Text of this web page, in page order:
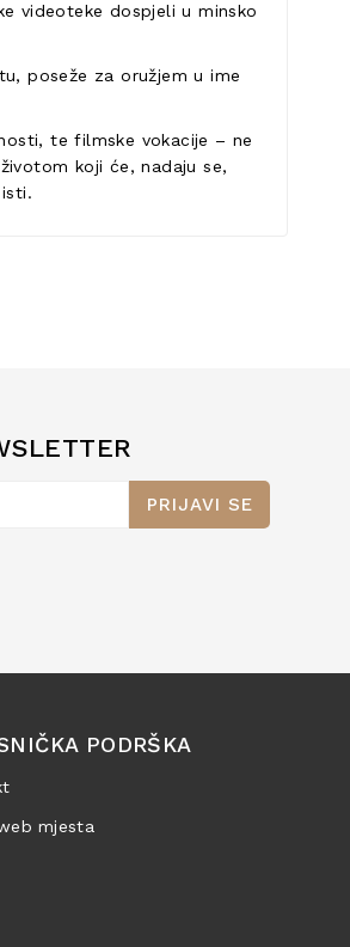
videoteke dospjeli u minsko
poseže za oružjem u ime
te filmske vokacije – ne
koji će, nadaju se,
PRIJAVI SE
PODRŠKA
mjesta